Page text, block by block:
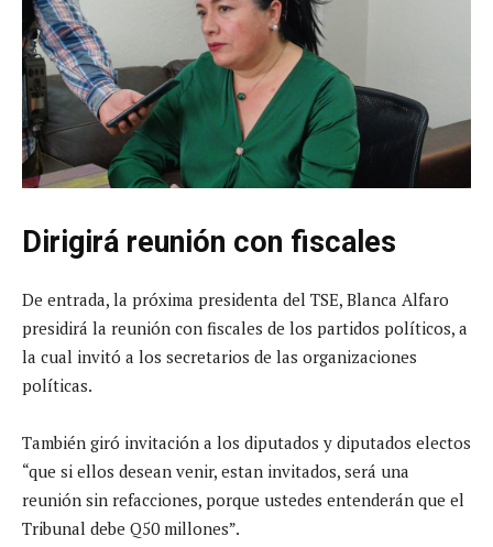
Dirigirá reunión con fiscales
De entrada, la próxima presidenta del TSE, Blanca Alfaro
presidirá la reunión con fiscales de los partidos políticos, a
la cual invitó a los secretarios de las organizaciones
políticas.
También giró invitación a los diputados y diputados electos
“que si ellos desean venir, estan invitados, será una
reunión sin refacciones, porque ustedes entenderán que el
Tribunal debe Q50 millones”.